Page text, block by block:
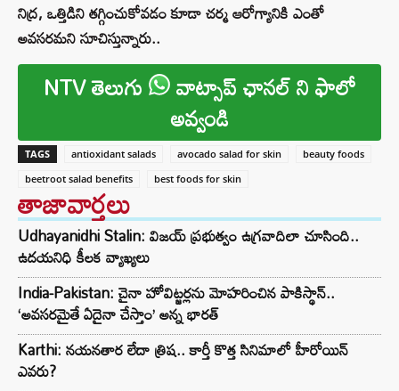
నిద్ర, ఒత్తిడిని తగ్గించుకోవడం కూడా చర్మ ఆరోగ్యానికి ఎంతో
అవసరమని సూచిస్తున్నారు..
NTV తెలుగు వాట్సాప్ ఛానల్ ని ఫాలో
అవ్వండి
TAGS antioxidant salads avocado salad for skin
beauty foods
beetroot salad benefits
best foods for skin
తాజావార్తలు
Udhayanidhi Stalin: విజయ్ ప్రభుత్వం ఉగ్రవాదిలా చూసింది..
ఉదయనిధి కీలక వ్యాఖ్యలు
India-Pakistan: చైనా హోవిట్జర్లను మోహరించిన పాకిస్థాన్..
‘అవసరమైతే ఏదైనా చేస్తాం’ అన్న భారత్
Karthi: నయనతార లేదా త్రిష.. కార్తీ కొత్త సినిమాలో హీరోయిన్
ఎవరు?